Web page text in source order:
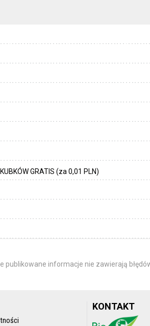
GRATIS (za 0,01 PLN)
publikowane informacje nie zawierają
KONTAKT